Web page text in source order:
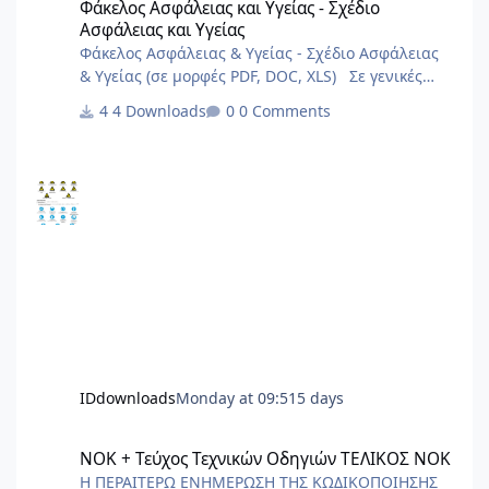
Φάκελος Ασφάλειας και Υγείας - Σχέδιο
Ασφάλειας και Υγείας
Φάκελος Ασφάλειας & Υγείας - Σχέδιο Ασφάλειας
& Υγείας (σε μορφές PDF, DOC, XLS) Σε γενικές
μπορούν να καλύψουν σημαντικό φάσμα έργων.
4 Downloads 0 Comments
IDdownloadsMonday at 09:51 5 days
ΝΟΚ + Τεύχος Τεχνικών Οδηγιών ΤΕΛΙΚΟΣ ΝΟΚ
Η ΠΕΡΑΙΤΕΡΩ ΕΝΗΜΕΡΩΣΗ ΤΗΣ ΚΩΔΙΚΟΠΟΙΗΣΗΣ